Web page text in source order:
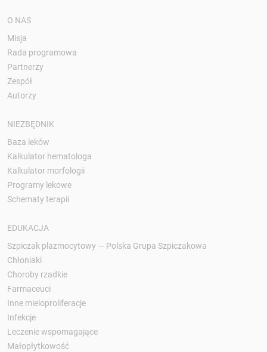
O NAS
Misja
Rada programowa
Partnerzy
Zespół
Autorzy
NIEZBĘDNIK
Baza leków
Kalkulator hematologa
Kalkulator morfologii
Programy lekowe
Schematy terapii
EDUKACJA
Szpiczak plazmocytowy — Polska Grupa Szpiczakowa
Chłoniaki
Choroby rzadkie
Farmaceuci
Inne mieloproliferacje
Infekcje
Leczenie wspomagające
Małopłytkowość